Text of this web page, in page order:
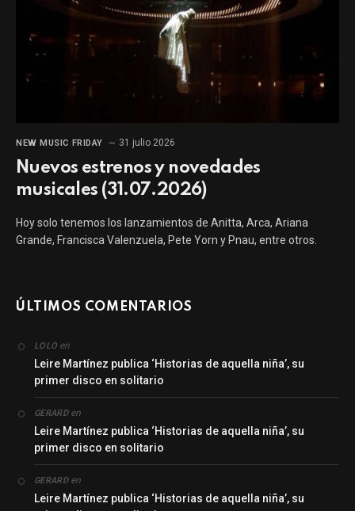
NEW MUSIC FRIDAY 31 julio 2026
Nuevos estrenos y novedades
musicales (31.07.2026)
Hoy solo tenemos los lanzamientos de Anitta, Arca, Ariana
Grande, Francisca Valenzuela, Pete Yorn y Pnau, entre otros.
ÚLTIMOS COMENTARIOS
LOLO en
Leire Martínez publica ‘Historias de aquella niña’, su
primer disco en solitario
GERARDen
Leire Martínez publica ‘Historias de aquella niña’, su
primer disco en solitario
GERARDen
Leire Martínez publica ‘Historias de aquella niña’, su